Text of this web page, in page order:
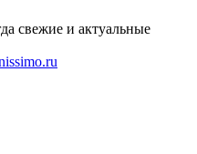
свежие и актуальные